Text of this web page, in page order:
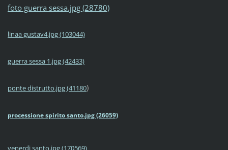
foto guerra sessa.jpg (28780)
linaa gustav4.jpg (103044)
guerra sessa 1.jpg (42433)
ponte distrutto.jpg (41180)
processione spirito santo.jpg (26059)
venerdi santo.jpg (170569)